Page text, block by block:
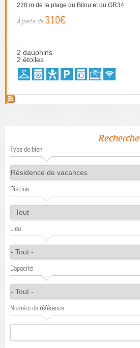
Recherche
Type de bien
Piscine
Lieu
Capacité
Numéro de référence
220 m de la plage du Bilou et du GR34.
310€
2 dauphins
2 étoiles